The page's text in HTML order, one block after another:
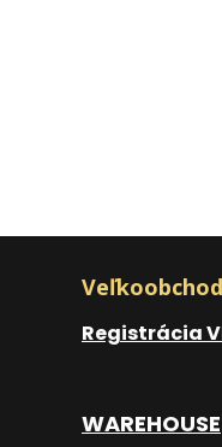
Registrácia
WAREHOUSE